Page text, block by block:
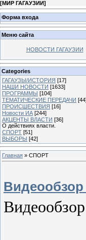
[МИР ГАГАУЗИИ]
Форма входа
Меню сайта
НОВОСТИ ГАГАУЗИИ
Categories
ГАГАУЗЫ/ИСТОРИЯ [17]
НАШИ НОВОСТИ [1633]
ПРОГРАММЫ [104]
ТЕМАТИЧЕСКИЕ ПЕРЕДАЧИ
ПРОИСШЕСТВИЯ [16]
Новости ИА [244]
АКЦЕНТЫ ВЛАСТИ [36]
О действиях власти.
СПОРТ [51]
ВЫБОРЫ [42]
Главная » СПОРТ